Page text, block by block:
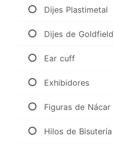
Dijes Plastimetal
Dijes de Goldfield
Ear cuff
Exhibidores
Figuras de Nácar
Hilos de Bisutería